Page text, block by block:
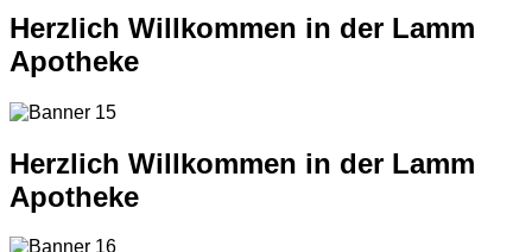
Herzlich Willkommen in der Lamm
Apotheke
Herzlich Willkommen in der Lamm
Apotheke